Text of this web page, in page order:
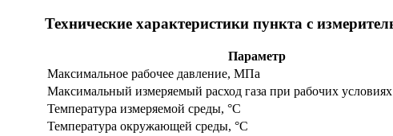
Технические характеристики пункта с
Параметр
Максимальное рабочее давление, МПа
Максимальный измеряемый расход газа при рабочих
Температура измеряемой среды, °С
Температура окружающей среды, °С